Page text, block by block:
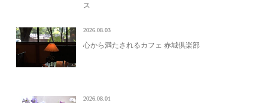
ス
2026.08.03
心から満たされるカフェ 赤城倶楽部
2026.08.01